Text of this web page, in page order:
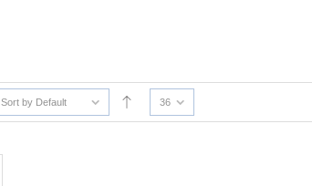
Sort by Default 36